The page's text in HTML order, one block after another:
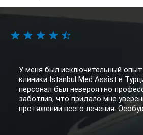
У меня был исключительный
клиники Istanbul Med Assist в
персонал был невероятно
заботлив, что придало мне
протяжении всего лечения.